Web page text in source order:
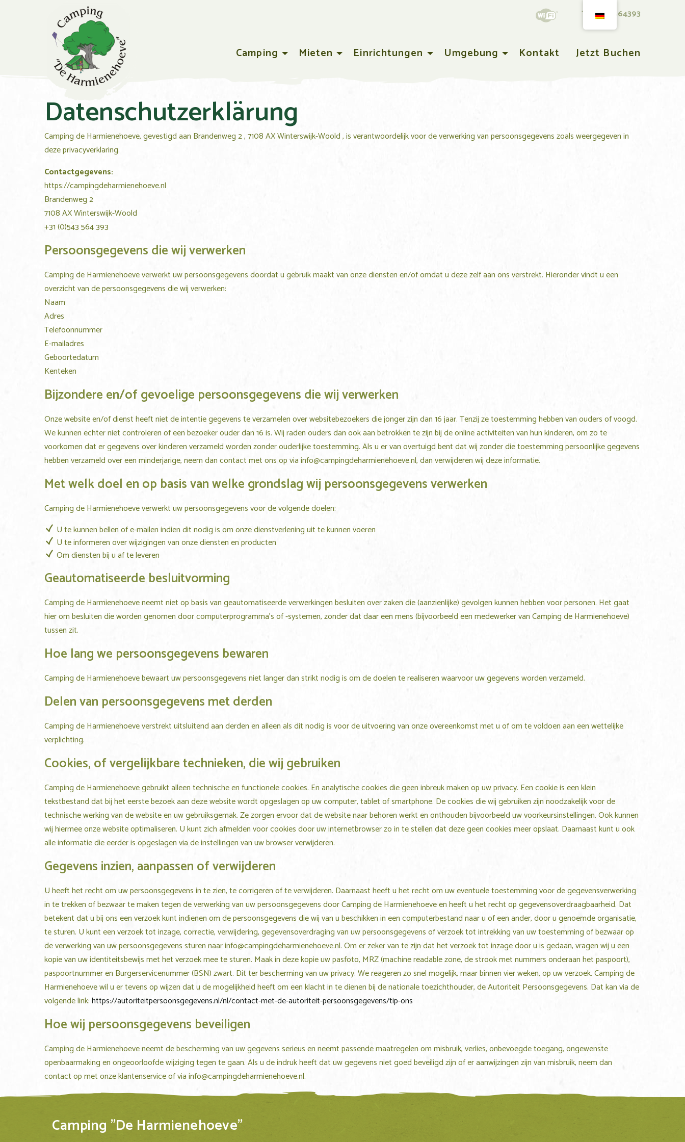
T +31543564393
Camping Mieten Einrichtungen Umgebung Kontakt Jetzt Buchen
Datenschutzerklärung
Camping de Harmienehoeve, gevestigd aan Brandenweg 2,7108 AX Winterswijk-Woold, is verantwoordelijk voor de verwerking van persoonsgegevens zoals weergegeven in
deze privacyverklaring.
Contactgegevens:
https://campingdeharmienehoeve.nl
Brandenweg 2
7108 AX Winterswijk-Woold
+31 (0)543 564 393
Persoonsgegevens die wij verwerken
Camping de Harmienehoeveverwerkt uw persoonsgegevens doordat u gebruik maakt van onze diensten en/of omdat u deze zelf aan ons verstrekt. Hieronder vindt u een
overzicht van de persoonsgegevens die wij verwerken:
Naam
Adres
Telefoonnummer
E-mailadres
Geboortedatum
Kenteken
Bijzondere en/of gevoelige persoonsgegevens die wij verwerken
Onze website en/of dienst heeft niet de intentie gegevens te verzamelen over websitebezoekers die jonger zijn dan 16 jaar. Tenzij ze toestemming hebben van ouders of voogd.
We kunnen echter niet controleren of een bezoeker ouder dan 16 is. Wij raden ouders dan ook aan betrokken te zijn bij de online activiteiten van hun kinderen, om zo te
voorkomen dat er gegevens over kinderen verzameld worden zonder ouderlijke toestemming. Als u er van overtuigd bent dat wij zonder die toestemming persoonlijke gegevens
hebben verzameld over een minderjarige, neem dan contact met ons op viainfo@campingdeharmienehoeve.nl, dan verwijderen wij deze informatie.
Met welk doel en op basis van welke grondslag wij persoonsgegevens verwerken
Camping de Harmienehoeveverwerkt uw persoonsgegevens voor de volgende doelen:
U te kunnen bellen of e-mailen indien dit nodig is om onze dienstverlening uit te kunnen voeren
U te informeren over wijzigingen van onze diensten en producten
Om diensten bij u af te leveren
Geautomatiseerde besluitvorming
Camping de Harmienehoeveneemt niet op basis van geautomatiseerde verwerkingen besluiten over zaken die (aanzienlijke) gevolgen kunnen hebben voor personen. Het gaat
hier om besluiten die worden genomen door computerprogramma’s of -systemen, zonder dat daar een mens (bijvoorbeeld een medewerker vanCamping de Harmienehoeve)
tussen zit.
Hoe lang we persoonsgegevens bewaren
Camping de Harmienehoevebewaart uw persoonsgegevens niet langer dan strikt nodig is om de doelen te realiseren waarvoor uw gegevens worden verzameld.
Delen van persoonsgegevens met derden
Camping de Harmienehoeveverstrekt uitsluitend aan derden en alleen als dit nodig is voor de uitvoering van onze overeenkomst met u of om te voldoen aan een wettelijke
verplichting.
Cookies, of vergelijkbare technieken, die wij gebruiken
Camping de Harmienehoevegebruikt alleen technische en functionele cookies. En analytische cookies die geen inbreuk maken op uw privacy. Een cookie is een klein
tekstbestand dat bij het eerste bezoek aan deze website wordt opgeslagen op uw computer, tablet of smartphone. De cookies die wij gebruiken zijn noodzakelijk voor de
technische werking van de website en uw gebruiksgemak. Ze zorgen ervoor dat de website naar behoren werkt en onthouden bijvoorbeeld uw voorkeursinstellingen. Ook kunnen
wij hiermee onze website optimaliseren. U kunt zich afmelden voor cookies door uw internetbrowser zo in te stellen dat deze geen cookies meer opslaat. Daarnaast kunt u ook
alle informatie die eerder is opgeslagen via de instellingen van uw browser verwijderen.
Gegevens inzien, aanpassen of verwijderen
U heeft het recht om uw persoonsgegevens in te zien, te corrigeren of te verwijderen. Daarnaast heeft u het recht om uw eventuele toestemming voor de gegevensverwerking
in te trekken of bezwaar te maken tegen de verwerking van uw persoonsgegevens doorCamping de Harmienehoeveen heeft u het recht op gegevensoverdraagbaarheid. Dat
betekent dat u bij ons een verzoek kunt indienen om de persoonsgegevens die wij van u beschikken in een computerbestand naar u of een ander, door u genoemde organisatie,
te sturen. U kunt een verzoek tot inzage, correctie, verwijdering, gegevensoverdraging van uw persoonsgegevens of verzoek tot intrekking van uw toestemming of bezwaar op
de verwerking van uw persoonsgegevens sturen naarinfo@campingdeharmienehoeve.nl. Om er zeker van te zijn dat het verzoek tot inzage door u is gedaan, vragen wij u een
kopie van uw identiteitsbewijs met het verzoek mee te sturen. Maak in deze kopie uw pasfoto, MRZ (machine readable zone, de strook met nummers onderaan het paspoort),
paspoortnummer en Burgerservicenummer (BSN) zwart. Dit ter bescherming van uw privacy. We reageren zo snel mogelijk, maar binnen vier weken, op uw verzoek.Camping de
Harmienehoevewil u er tevens op wijzen dat u de mogelijkheid heeft om een klacht in te dienen bij de nationale toezichthouder, de Autoriteit Persoonsgegevens. Dat kan via de
volgende link:https://autoriteitpersoonsgegevens.nl/nl/contact-met-de-autoriteit-persoonsgegevens/tip-ons
Hoe wij persoonsgegevens beveiligen
Camping de Harmienehoeveneemt de bescherming van uw gegevens serieus en neemt passende maatregelen om misbruik, verlies, onbevoegde toegang, ongewenste
openbaarmaking en ongeoorloofde wijziging tegen te gaan. Als u de indruk heeft dat uw gegevens niet goed beveiligd zijn of er aanwijzingen zijn van misbruik, neem dan
contact op met onze klantenservice of viainfo@campingdeharmienehoeve.nl.
Camping "De Harmienehoeve"